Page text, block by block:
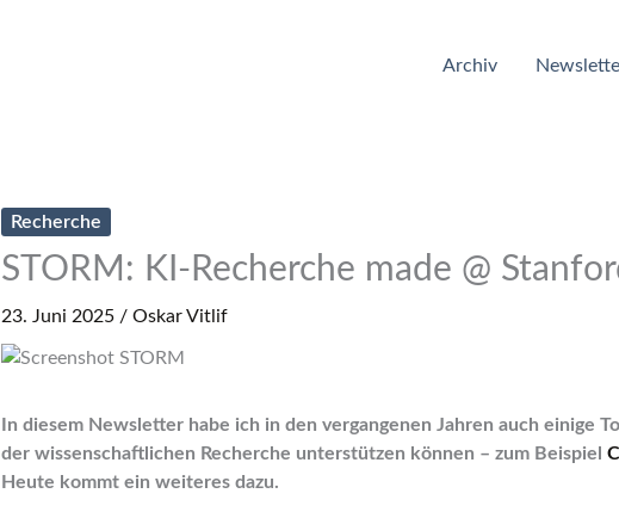
Archiv
Recherche
STORM: KI-Recherche made @
23. Juni 2025 / Oskar Vitlif
In diesem Newsletter habe ich in den vergangenen Jahren auch einige
der wissenschaftlichen Recherche unterstützen können – zum Beispiel
Heute kommt ein weiteres dazu.